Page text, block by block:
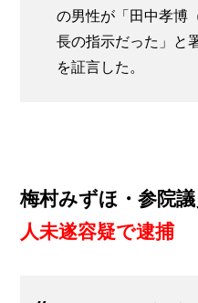
の男性が「田中孝博
長の指示だった」と
を証言した。
梅村みずほ・参院議
人未遂容疑で逮捕